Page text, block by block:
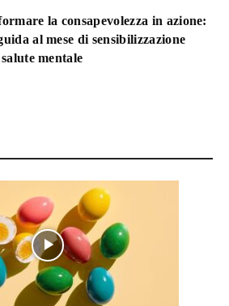
la consapevolezza in azione:
al mese di sensibilizzazione
mentale